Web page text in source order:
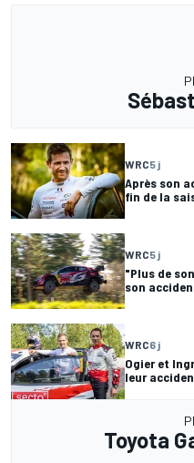
WRC5 j
Après son
fin de la
WRC5 j
"Plus de
son
WRC6 j
Ogier et
leur
Toyota